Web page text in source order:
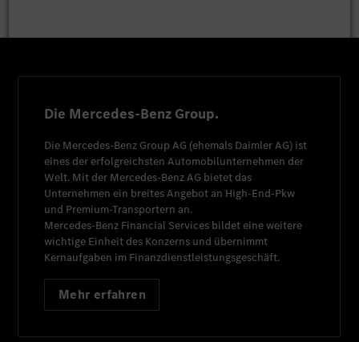
Die Mercedes-Benz Group.
Die Mercedes-Benz Group AG (ehemals Daimler AG) ist
eines der erfolgreichsten Automobilunternehmen der
Welt. Mit der Mercedes-Benz AG bietet das
Unternehmen ein breites Angebot an High-End-Pkw
und Premium-Transportern an.
Mercedes-Benz Financial Services bildet eine weitere
wichtige Einheit des Konzerns und übernimmt
Kernaufgaben im Finanzdienstleistungsgeschäft.
Mehr erfahren